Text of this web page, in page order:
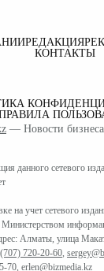
РЕДАКЦИЯ
КОНТАКТЫ
— Новости бизнеса
данного сетевого
на учет сетевого
Алматы, улица
720-20-60,
70, erlen@bizmedia.kz